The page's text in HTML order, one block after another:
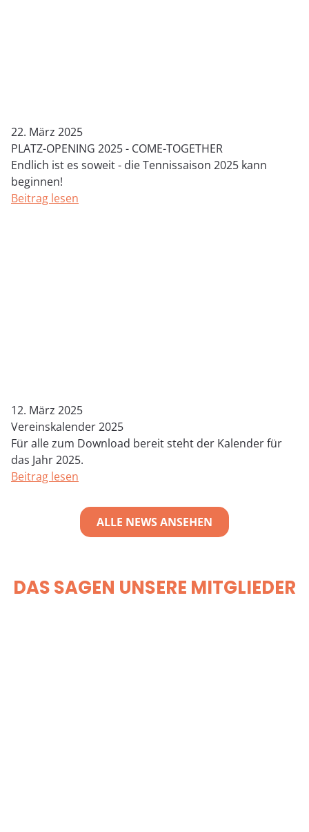
22. März 2025
PLATZ-OPENING 2025 - COME-TOGETHER
Endlich ist es soweit - die Tennissaison 2025 kann
beginnen!
Beitrag lesen
12. März 2025
Vereinskalender 2025
Für alle zum Download bereit steht der Kalender für
das Jahr 2025.
Beitrag lesen
ALLE NEWS ANSEHEN
DAS SAGEN UNSERE MITGLIEDER